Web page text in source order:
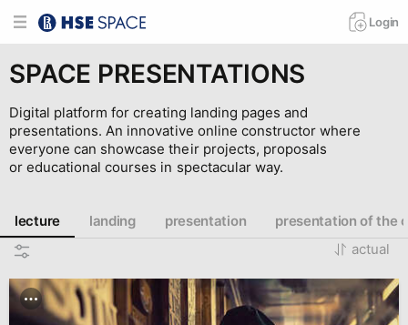
Login
SPACE PRESENTATIONS
Digital platform for creating landing pages and
presentations. An innovative online constructor where
everyone can showcase their projects, proposals
or educational courses in spectacular way.
lecture landing presentation
presentation of the
actual